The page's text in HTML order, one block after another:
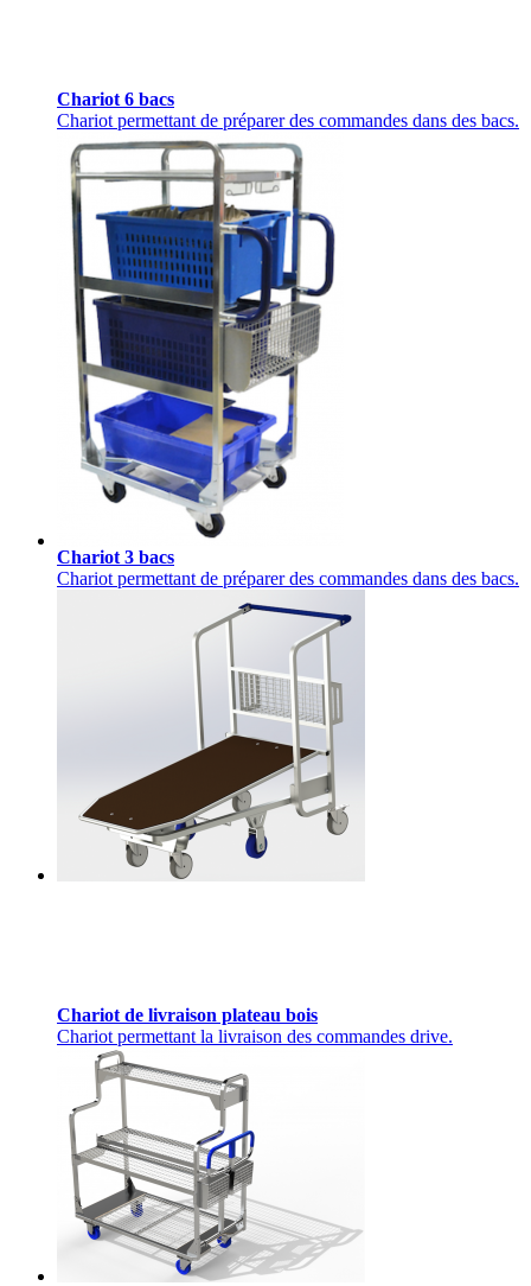
Chariot 6 bacs
Chariot permettant de préparer des commandes dans des bacs.
Chariot 3 bacs
Chariot permettant de préparer des commandes dans des bacs.
Chariot de livraison plateau bois
Chariot permettant la livraison des commandes drive.